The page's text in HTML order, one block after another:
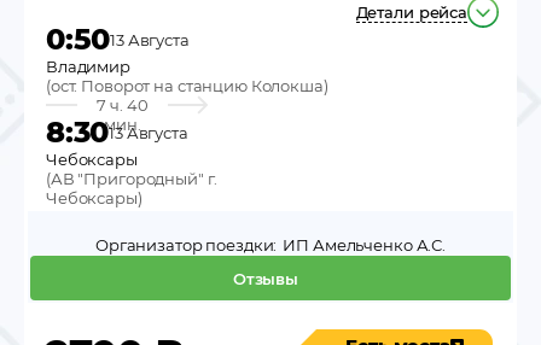
Детали рейса
0:5013 Августа
Владимир
(ост. Поворот на станцию Колокша)
7 ч. 40
мин.
8:3013 Августа
Чебоксары
(АВ "Пригородный" г.
Чебоксары)
Отзывы
Организатор поездки: ИП Амельченко А.С.